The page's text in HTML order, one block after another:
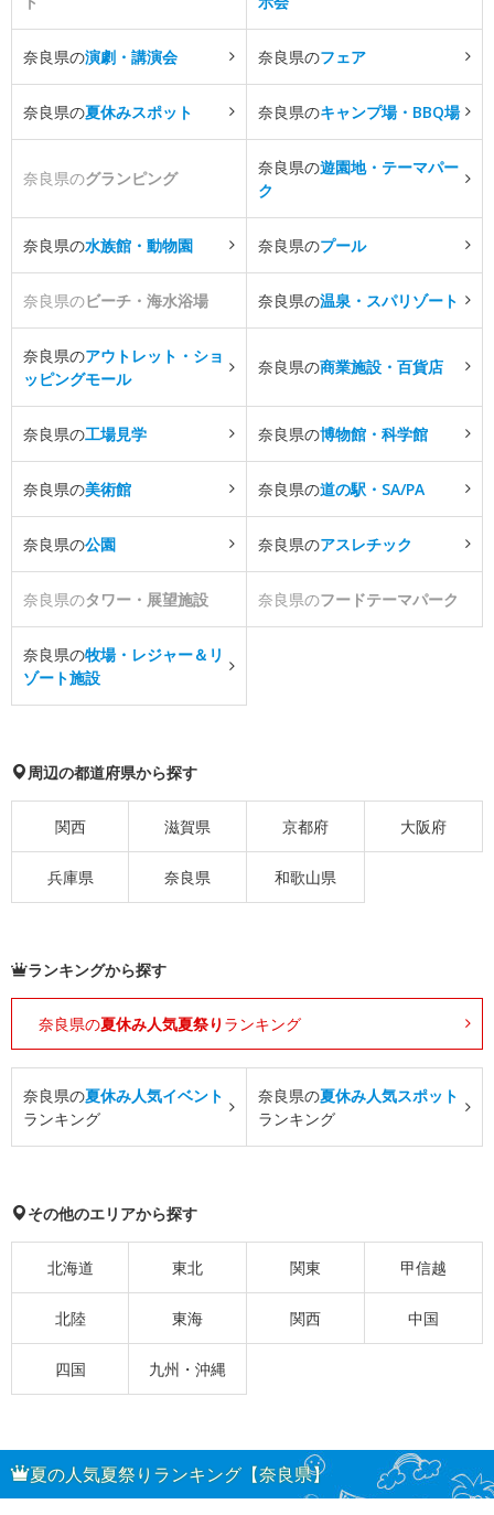
奈良県の演劇・講演会 奈良県のフェア
奈良県の夏休みスポット 奈良県のキャンプ場・BBQ場
奈良県のグランピング
奈良県の遊園地・テーマパー
ク
奈良県の水族館・動物園 奈良県のプール
奈良県のビーチ・海水浴場 奈良県の温泉・スパリゾート
奈良県のアウトレット・ショ
ッピングモール
奈良県の商業施設・百貨店
奈良県の工場見学 奈良県の博物館・科学館
奈良県の美術館 奈良県の道の駅・SA/PA
奈良県の公園 奈良県のアスレチック
奈良県のタワー・展望施設 奈良県のフードテーマパーク
奈良県の牧場・レジャー＆リ
ゾート施設
周辺の都道府県から探す
関西 滋賀県 京都府 大阪府
兵庫県 奈良県 和歌山県
ランキングから探す
奈良県の夏休み人気夏祭り ランキング
奈良県の夏休み人気イベント
ランキング
奈良県の夏休み人気スポット
ランキング
その他のエリアから探す
北海道 東北 関東 甲信越
北陸 東海 関西 中国
四国 九州・沖縄
夏の人気夏祭りランキング【奈良県】